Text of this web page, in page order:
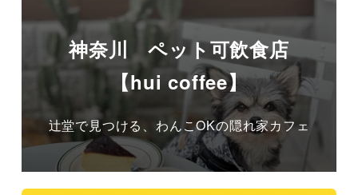
神奈川 ペット可飲食店
【hui coffee】
辻堂で見つける、わんこOKの隠れ家カフェ